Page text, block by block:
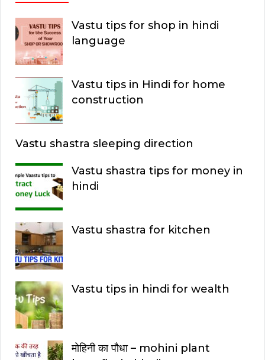
Vastu tips for shop in hindi
language
Vastu tips in Hindi for home
construction
Vastu shastra sleeping direction
Vastu shastra tips for money in
hindi
Vastu shastra for kitchen
Vastu tips in hindi for wealth
मोहिनी का पौधा – mohini plant